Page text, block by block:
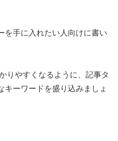
を手に入れたい人向けに書い
りやすくなるように、記事タ
キーワードを盛り込みましょ